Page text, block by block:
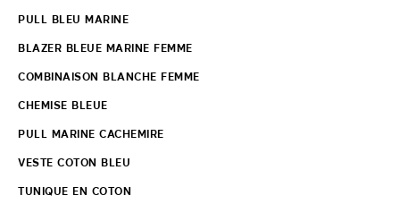
PULL BLEU MARINE
BLAZER BLEUE MARINE FEMME
COMBINAISON BLANCHE FEMME
CHEMISE BLEUE
PULL MARINE CACHEMIRE
VESTE COTON BLEU
TUNIQUE EN COTON